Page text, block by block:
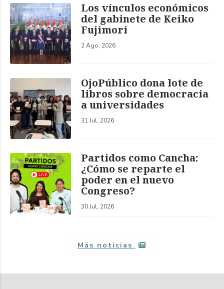
Los vínculos económicos
del gabinete de Keiko
Fujimori
2 Ago, 2026
OjoPúblico dona lote de
libros sobre democracia
a universidades
31 Jul, 2026
Partidos como Cancha:
¿Cómo se reparte el
poder en el nuevo
Congreso?
30 Jul, 2026
Más noticias